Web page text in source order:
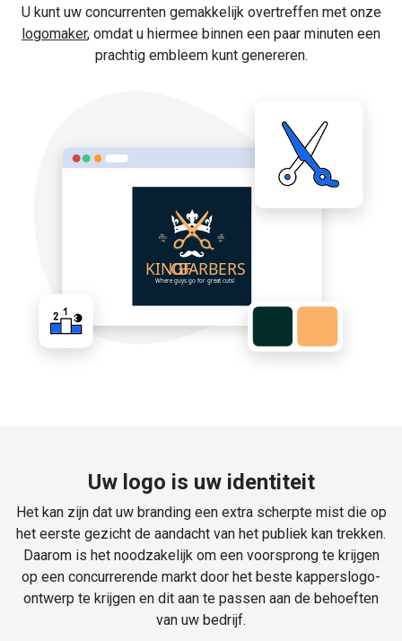
U kunt uw concurrenten gemakkelijk overtreffen met onze
logomaker, omdat u hiermee binnen een paar minuten een
prachtig embleem kunt genereren.
Uw logo is uw identiteit
Het kan zijn dat uw branding een extra scherpte mist die op
het eerste gezicht de aandacht van het publiek kan trekken.
Daarom is het noodzakelijk om een voorsprong te krijgen
op een concurrerende markt door het beste kapperslogo-
ontwerp te krijgen en dit aan te passen aan de behoeften
van uw bedrijf.